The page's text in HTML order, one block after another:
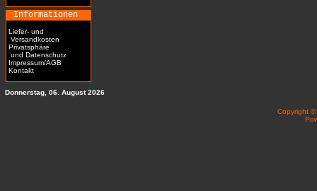
Informationen
Liefer- und
Versandkosten
Privatsphäre
und Datenschutz
Impressum/AGB
Kontakt
Donnerstag, 06. August 2026
Copyright